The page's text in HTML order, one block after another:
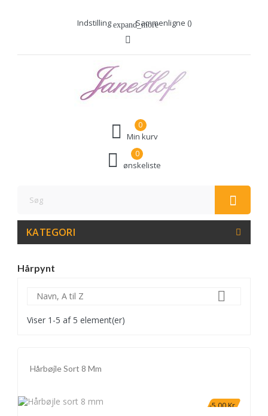
Indstilling expand_moreSammenligne ()
0
Min kurv
ønskeliste
0
KATEGORI
Hårpynt
Navn, A til Z 
Viser 1-5 af 5 element(er)
Hårbøjle Sort 8 Mm
-5,00 Kr.